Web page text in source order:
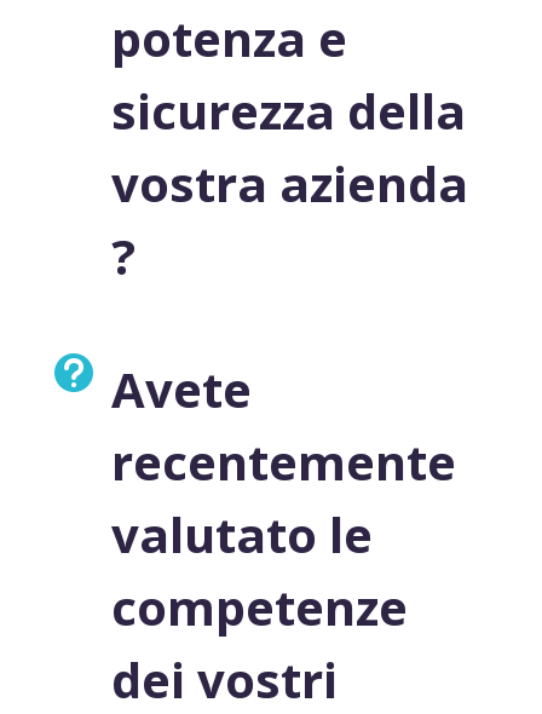
potenza e
sicurezza della
vostra azienda
?
 Avete
recentemente
valutato le
competenze
dei vostri